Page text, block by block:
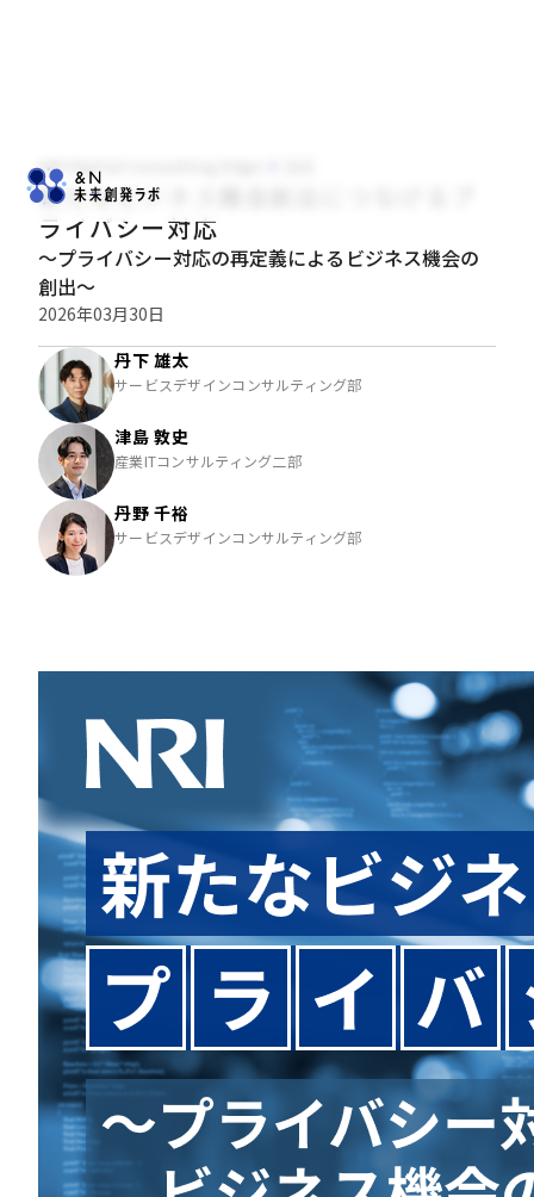
NRI Digital Consulting Edge
新たなビジネス機会創出につなげるプ
ライバシー対応
～プライバシー対応の再定義によるビジネス機会の
創出～
2026年03月30日
丹下 雄太
サービスデザインコンサルティング部
津島 敦史
産業ITコンサルティング二部
丹野 千裕
サービスデザインコンサルティング部